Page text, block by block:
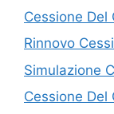
Cessione Del
Rinnovo
Simulazione
Cessione Del